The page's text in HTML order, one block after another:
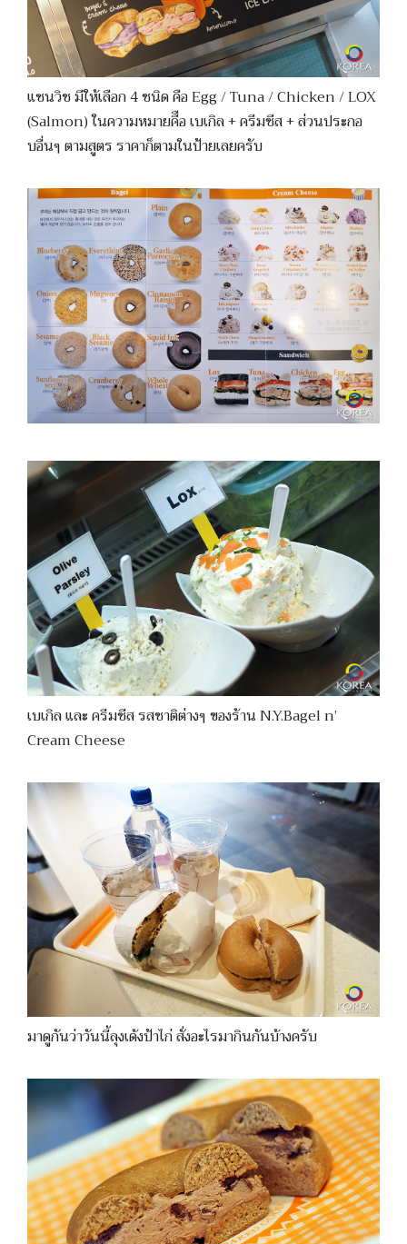
แซนวิช มีให้เลือก 4 ชนิด คือ Egg / Tuna / Chicken / LOX
(Salmon) ในความหมายคืือ เบเกิล + ครีมชีส + ส่วนประกอ
บอื่นๆ ตามสูตร ราคาก็ตามในป้ายเลยครับ
เบเกิล และ ครีมชีส รสชาติต่างๆ ของร้าน N.Y.Bagel n’
Cream Cheese
มาดูกันว่าวันนี้ลุงเด้งป้าไก่ สั่งอะไรมากินกันบ้างครับ